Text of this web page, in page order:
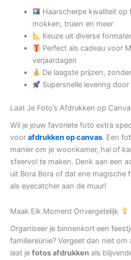
Haarscherpe kwaliteit op
mokken, truien en meer
Keuze uit diverse
Perfect als cadeau voor
verjaardagen
De laagste prijzen,
Supersnelle levering
Laat Je Foto’s Afdrukken op
Wil je jouw favoriete foto extra
voor afdrukken op canvas. Een
manier om je woonkamer, hal of
sfeervol te maken. Denk aan een
uit Bora Bora of dat ene magische
als eyecatcher aan de muur!
Maak Elk Moment Onvergetelijk
Organiseer je binnenkort een
familiereünie? Vergeet dan niet om
laat je fotos afdrukken als